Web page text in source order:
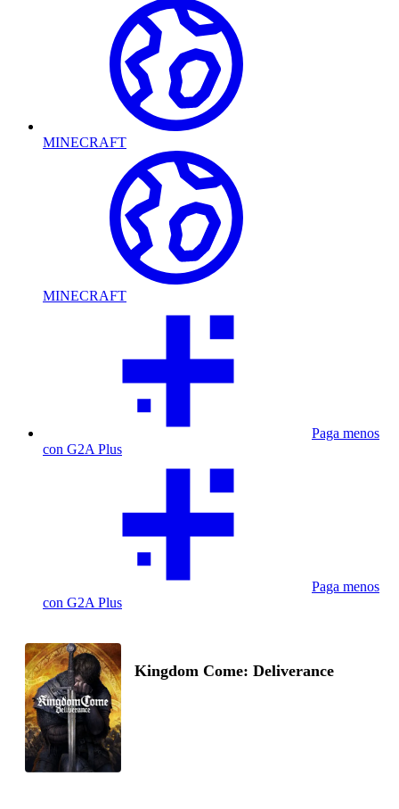
MINECRAFT
MINECRAFT
Paga menos
con G2A Plus
Paga menos
con G2A Plus
Kingdom Come: Deliverance